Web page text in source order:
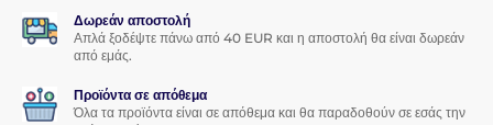
Δωρεάν αποστολή
Απλά ξοδέψτε πάνω από 40 EUR και η αποστολή θα είναι δωρεάν
από εμάς.
Προϊόντα σε απόθεμα
Όλα τα προϊόντα είναι σε απόθεμα και θα παραδοθούν σε εσάς την